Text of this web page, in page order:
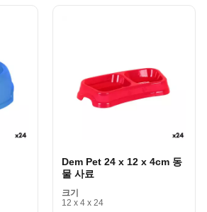
Dem Pet 24 x 12 x 4cm 동
물 사료
크기
12 x 4 x 24